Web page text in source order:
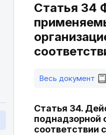
Статья 34
Весь документ
Статья 34.
поднадзорной
соответствии